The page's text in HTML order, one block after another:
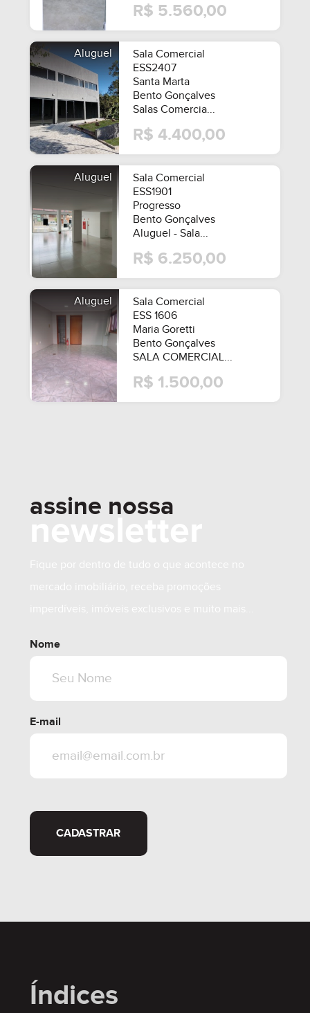
R$ 5.560,00
Aluguel
Sala Comercial
ESS2407
Santa Marta
Bento Gonçalves
Salas Comercia...
R$ 4.400,00
Aluguel
Sala Comercial
ESS1901
Progresso
Bento Gonçalves
Aluguel - Sala...
R$ 6.250,00
Aluguel
Sala Comercial
ESS 1606
Maria Goretti
Bento Gonçalves
SALA COMERCIAL...
R$ 1.500,00
assine nossa
Nome
E-mail
CADASTRAR
Índices